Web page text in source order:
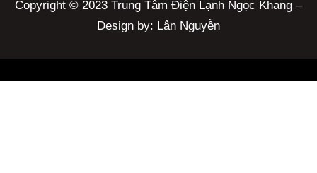
Copyright © 2023 Trung Tâm Điện Lạnh Ngọc Khang –
Design by: Lân Nguyễn